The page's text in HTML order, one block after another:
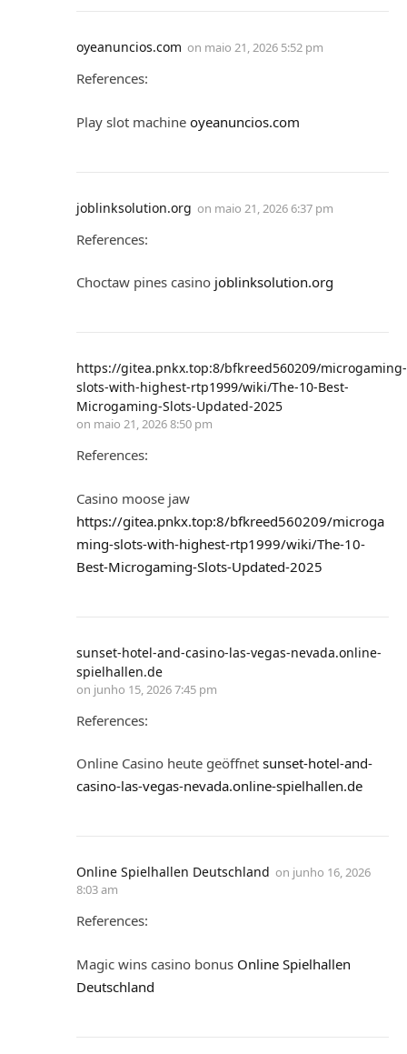
oyeanuncios.com on maio 21, 2026 5:52 pm
References:
Play slot machine oyeanuncios.com
joblinksolution.org on maio 21, 2026 6:37 pm
References:
Choctaw pines casino joblinksolution.org
https://gitea.pnkx.top:8/bfkreed560209/microgaming-
slots-with-highest-rtp1999/wiki/The-10-Best-
Microgaming-Slots-Updated-2025
on maio 21, 2026 8:50 pm
References:
Casino moose jaw
https://gitea.pnkx.top:8/bfkreed560209/microga
ming-slots-with-highest-rtp1999/wiki/The-10-
Best-Microgaming-Slots-Updated-2025
sunset-hotel-and-casino-las-vegas-nevada.online-
spielhallen.de
on junho 15, 2026 7:45 pm
References:
Online Casino heute geöffnet sunset-hotel-and-
casino-las-vegas-nevada.online-spielhallen.de
Online Spielhallen Deutschland on junho 16, 2026
8:03 am
References:
Magic wins casino bonus Online Spielhallen
Deutschland